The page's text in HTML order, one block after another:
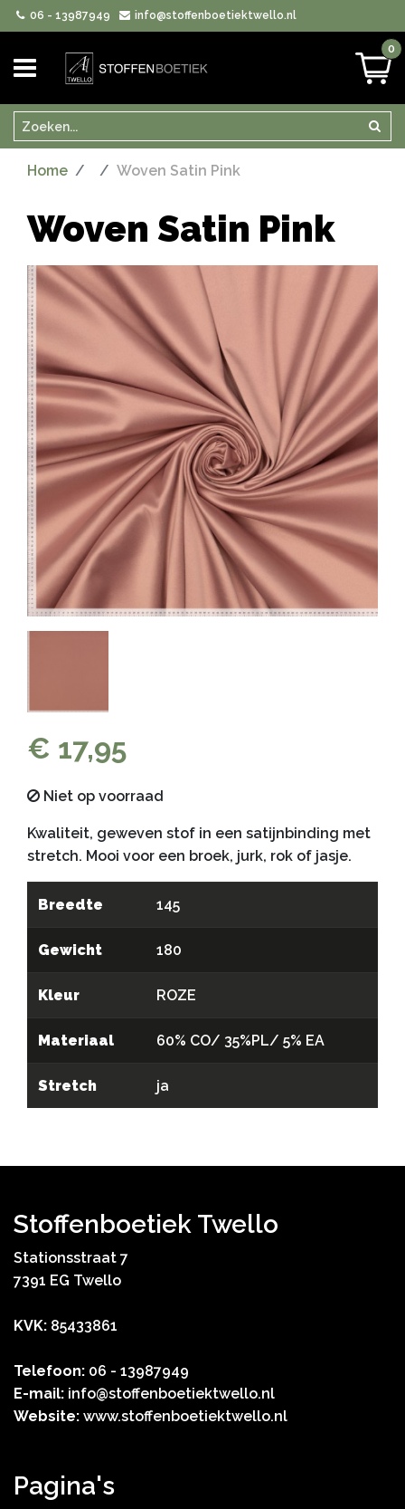
06 - 13987949 info@stoffenboetiektwello.nl
0
Zoeken
Home Woven Satin Pink
Woven Satin Pink
€ 17,95
Niet op voorraad
Kwaliteit, geweven stof in een satijnbinding met
stretch. Mooi voor een broek, jurk, rok of jasje.
Breedte 145
Gewicht 180
Kleur ROZE
Materiaal 60% CO/ 35%PL/ 5% EA
Stretch ja
Stoffenboetiek Twello
Stationsstraat 7
7391 EG Twello
KVK: 85433861
Telefoon: 06 - 13987949
E-mail: info@stoffenboetiektwello.nl
Website: www.stoffenboetiektwello.nl
Pagina's